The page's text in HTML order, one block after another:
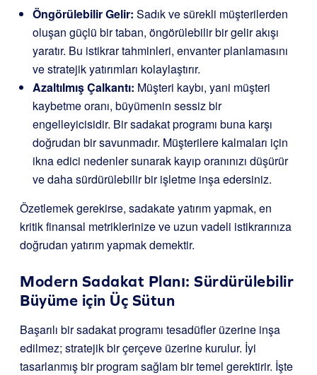
Öngörülebilir Gelir: Sadık ve sürekli müşterilerden
oluşan güçlü bir taban, öngörülebilir bir gelir akışı
yaratır. Bu istikrar tahminleri, envanter planlamasını
ve stratejik yatırımları kolaylaştırır.
Azaltılmış Çalkantı: Müşteri kaybı, yani müşteri
kaybetme oranı, büyümenin sessiz bir
engelleyicisidir. Bir sadakat programı buna karşı
doğrudan bir savunmadır. Müşterilere kalmaları için
ikna edici nedenler sunarak kayıp oranınızı düşürür
ve daha sürdürülebilir bir işletme inşa edersiniz.
Özetlemek gerekirse, sadakate yatırım yapmak, en
kritik finansal metriklerinize ve uzun vadeli istikrarınıza
doğrudan yatırım yapmak demektir.
Modern Sadakat Planı: Sürdürülebilir
Büyüme için Üç Sütun
Başarılı bir sadakat programı tesadüfler üzerine inşa
edilmez; stratejik bir çerçeve üzerine kurulur. İyi
tasarlanmış bir program sağlam bir temel gerektirir. İşte